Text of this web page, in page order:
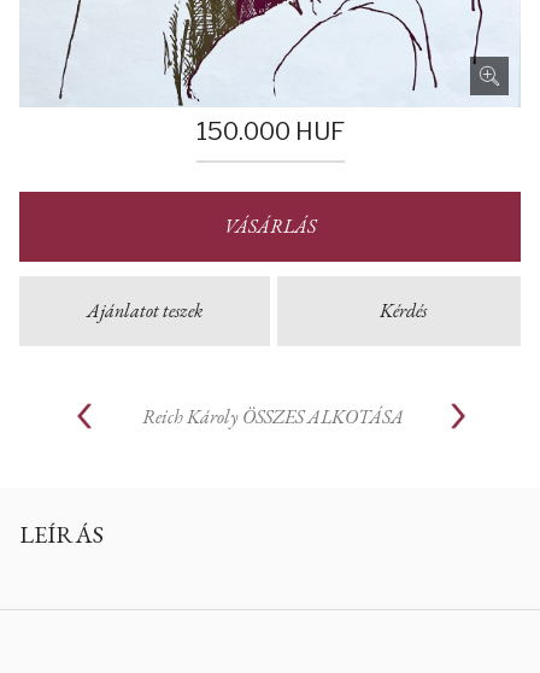
150.000 HUF
VÁSÁRLÁS
Ajánlatot teszek Kérdés
Reich Károly ÖSSZES ALKOTÁSA
LEÍRÁS